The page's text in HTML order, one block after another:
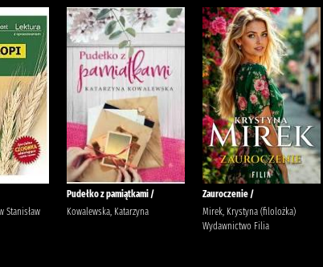
Stanisław
Pudełko z pamiątkami /
Kowalewska, Katarzyna
Zauroczenie /
Mirek, Krystyna (filolożka)
Wydawnictwo Filia